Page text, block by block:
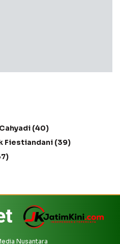
(40)
Fiestiandani (39)
Nusantara